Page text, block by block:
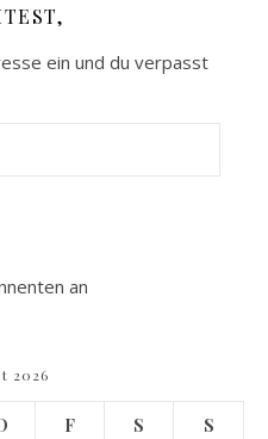
ein und du verpasst
an
2026
F S S